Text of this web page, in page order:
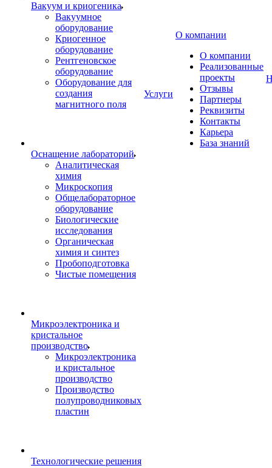
Вакуум и криогеника
Вакуумное
оборудование
Криогенное
оборудование
Рентгеновское
оборудование
Оборудование для
создания
магнитного поля
Оснащение лабораторий
Аналитическая
химия
Микроскопия
Общелабораторное
оборудование
Биологические
исследования
Органическая
химия и синтез
Пробоподготовка
Чистые помещения
Микроэлектроника и
кристальное
производство
Микроэлектроника
и кристальное
производство
Производство
полупроводниковых
пластин
Технологические решения
Услуги
О компании
О компании
Реализованные
проекты
Отзывы
Партнеры
Реквизиты
Контакты
Карьера
База знаний